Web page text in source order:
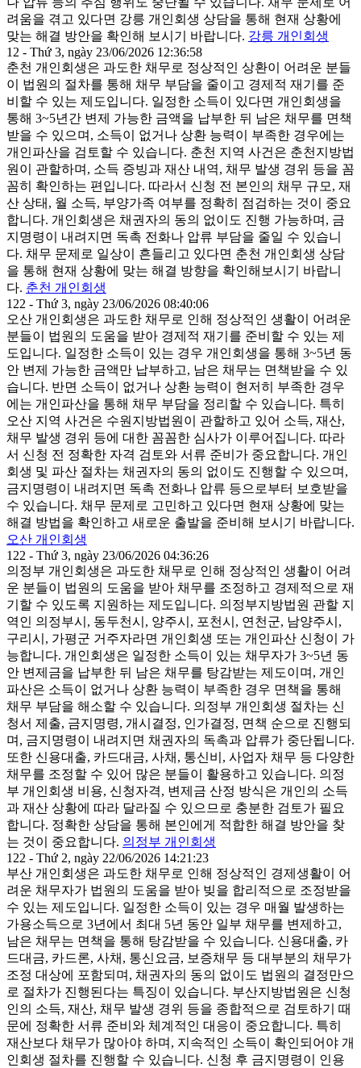
려움을 겪고 있다면 강릉 개인회생 상담을 통해 현재 상황에
맞는 해결 방안을 확인해 보시기 바랍니다. 강릉 개인회생
12 - Thứ 3, ngày 23/06/2026 12:36:58
춘천 개인회생은 과도한 채무로 정상적인 상환이 어려운 분들
이 법원의 절차를 통해 채무 부담을 줄이고 경제적 재기를 준
비할 수 있는 제도입니다. 일정한 소득이 있다면 개인회생을
통해 3~5년간 변제 가능한 금액을 납부한 뒤 남은 채무를 면책
받을 수 있으며, 소득이 없거나 상환 능력이 부족한 경우에는
개인파산을 검토할 수 있습니다. 춘천 지역 사건은 춘천지방법
원이 관할하며, 소득 증빙과 재산 내역, 채무 발생 경위 등을 꼼
꼼히 확인하는 편입니다. 따라서 신청 전 본인의 채무 규모, 재
산 상태, 월 소득, 부양가족 여부를 정확히 점검하는 것이 중요
합니다. 개인회생은 채권자의 동의 없이도 진행 가능하며, 금
지명령이 내려지면 독촉 전화나 압류 부담을 줄일 수 있습니
다. 채무 문제로 일상이 흔들리고 있다면 춘천 개인회생 상담
을 통해 현재 상황에 맞는 해결 방향을 확인해보시기 바랍니
다. 춘천 개인회생
122 - Thứ 3, ngày 23/06/2026 08:40:06
오산 개인회생 은 과도한 채무로 인해 정상적인 생활이 어려운
분들이 법원의 도움을 받아 경제적 재기를 준비할 수 있는 제
도입니다. 일정한 소득이 있는 경우 개인회생을 통해 3~5년 동
안 변제 가능한 금액만 납부하고, 남은 채무는 면책받을 수 있
습니다. 반면 소득이 없거나 상환 능력이 현저히 부족한 경우
에는 개인파산을 통해 채무 부담을 정리할 수 있습니다. 특히
오산 지역 사건은 수원지방법원이 관할하고 있어 소득, 재산,
채무 발생 경위 등에 대한 꼼꼼한 심사가 이루어집니다. 따라
서 신청 전 정확한 자격 검토와 서류 준비가 중요합니다. 개인
회생 및 파산 절차는 채권자의 동의 없이도 진행할 수 있으며,
금지명령이 내려지면 독촉 전화나 압류 등으로부터 보호받을
수 있습니다. 채무 문제로 고민하고 있다면 현재 상황에 맞는
해결 방법을 확인하고 새로운 출발을 준비해 보시기 바랍니다.
오산 개인회생
122 - Thứ 3, ngày 23/06/2026 04:36:26
의정부 개인회생은 과도한 채무로 인해 정상적인 생활이 어려
운 분들이 법원의 도움을 받아 채무를 조정하고 경제적으로 재
기할 수 있도록 지원하는 제도입니다. 의정부지방법원 관할 지
역인 의정부시, 동두천시, 양주시, 포천시, 연천군, 남양주시,
구리시, 가평군 거주자라면 개인회생 또는 개인파산 신청이 가
능합니다. 개인회생은 일정한 소득이 있는 채무자가 3~5년 동
안 변제금을 납부한 뒤 남은 채무를 탕감받는 제도이며, 개인
파산은 소득이 없거나 상환 능력이 부족한 경우 면책을 통해
채무 부담을 해소할 수 있습니다. 의정부 개인회생 절차는 신
청서 제출, 금지명령, 개시결정, 인가결정, 면책 순으로 진행되
며, 금지명령이 내려지면 채권자의 독촉과 압류가 중단됩니다.
또한 신용대출, 카드대금, 사채, 통신비, 사업자 채무 등 다양한
채무를 조정할 수 있어 많은 분들이 활용하고 있습니다. 의정
부 개인회생 비용, 신청자격, 변제금 산정 방식은 개인의 소득
과 재산 상황에 따라 달라질 수 있으므로 충분한 검토가 필요
합니다. 정확한 상담을 통해 본인에게 적합한 해결 방안을 찾
는 것이 중요합니다. 의정부 개인회생
122 - Thứ 2, ngày 22/06/2026 14:21:23
부산 개인회생은 과도한 채무로 인해 정상적인 경제생활이 어
려운 채무자가 법원의 도움을 받아 빚을 합리적으로 조정받을
수 있는 제도입니다. 일정한 소득이 있는 경우 매월 발생하는
가용소득으로 3년에서 최대 5년 동안 일부 채무를 변제하고,
남은 채무는 면책을 통해 탕감받을 수 있습니다. 신용대출, 카
드대금, 카드론, 사채, 통신요금, 보증채무 등 대부분의 채무가
조정 대상에 포함되며, 채권자의 동의 없이도 법원의 결정만으
로 절차가 진행된다는 특징이 있습니다. 부산지방법원은 신청
인의 소득, 재산, 채무 발생 경위 등을 종합적으로 검토하기 때
문에 정확한 서류 준비와 체계적인 대응이 중요합니다. 특히
재산보다 채무가 많아야 하며, 지속적인 소득이 확인되어야 개
인회생 절차를 진행할 수 있습니다. 신청 후 금지명령이 인용